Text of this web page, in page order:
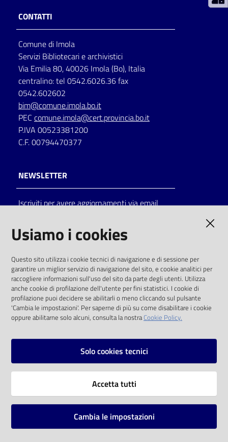
per
lettura
Seguici
su
Catalogo
on line
Eventi
Chiedi al
bibliotecario
CONTATTI
Comune di Imola
Servizi Bibliotecari e archivistici
Via Emilia 80, 40026 Imola (Bo), Italia
centralino: tel 0542.6026.36 fax
0542.602602
bim@comune.imola.bo.it
PEC comune.imola@cert.provincia.bo.it
P.IVA 00523381200
C.F. 00794470377
NEWSLETTER
Iscriviti per avere aggiornamenti via email
solo alle condizioni previste dalla direttiva
comunitaria 2003/98/CE e dal d.lgs. 36/2006
SOCIAL
Instagram
Vai alla pagina
Mappa del sito
Usiamo i cookies
Questo sito utilizza i cookie tecnici di navigazione e di sessione per
garantire un miglior servizio di navigazione del sito, e cookie analitici per
raccogliere informazioni sull'uso del sito da parte degli utenti. Utilizza
anche cookie di profilazione dell'utente per fini statistici. I cookie di
profilazione puoi decidere se abilitarli o meno cliccando sul pulsante
'Cambia le impostazioni'. Per saperne di più su come disabilitare i cookie
oppure abilitarne solo alcuni, consulta la nostraCookie Policy.
Solo cookies tecnici
Accetta tutti
Cambia le impostazioni